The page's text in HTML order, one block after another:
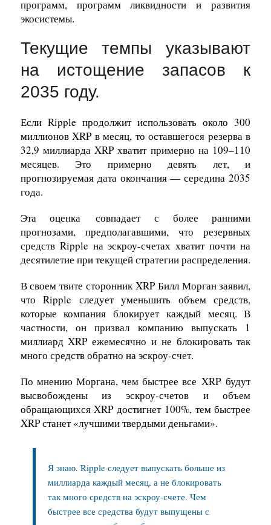
программ, программ ликвидности и развития
экосистемы.
Текущие темпы указывают
на истощение запасов к
2035 году.
Если Ripple продолжит использовать около 300
миллионов XRP в месяц, то оставшегося резерва в
32,9 миллиарда XRP хватит примерно на 109–110
месяцев. Это примерно девять лет, и
прогнозируемая дата окончания — середина 2035
года.
Эта оценкасовпадает с более ранними
прогнозами, предполагавшими, что резервных
средств Ripple на эскроу-счетах хватит почти на
десятилетие при текущей стратегии распределения.
В своем твите сторонник XRP Билл Морган заявил,
что Ripple следует уменьшить объем средств,
которые компания блокирует каждый месяц. В
частности, он призвал компанию выпускать 1
миллиард XRP ежемесячно и не блокировать так
много средств обратно на эскроу-счет.
По мнению Моргана, чем быстрее всеXRPбудут
высвобождены из эскроу-счетов и объем
обращающихся XRP достигнет 100%, тем быстрее
XRP станет «лучшими твердыми деньгами».
Я знаю. Ripple следует выпускать больше из
миллиарда каждый месяц, а не блокировать
так много средств на эскроу-счете. Чем
быстрее все средства будут выпущены с